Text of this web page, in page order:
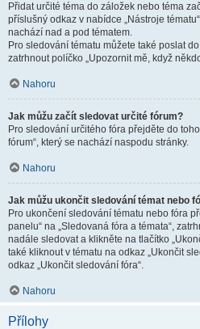
Přidat určité téma do záložek nebo téma
příslušný odkaz v nabídce „Nástroje
nachází nad a pod tématem.
Pro sledování tématu můžete také poslat
zatrhnout políčko „Upozornit mě, když
Nahoru
Jak můžu začít sledovat určité fórum?
Pro sledování určitého fóra přejděte do
fórum“, který se nachází naspodu stránky.
Nahoru
Jak můžu ukončit sledování témat nebo
Pro ukončení sledování tématu nebo fóra
panelu“ na „Sledovaná fóra a témata“,
nadále sledovat a klikněte na tlačítko
také kliknout v tématu na odkaz „Ukončit
odkaz „Ukončit sledování fóra“.
Nahoru
Přílohy